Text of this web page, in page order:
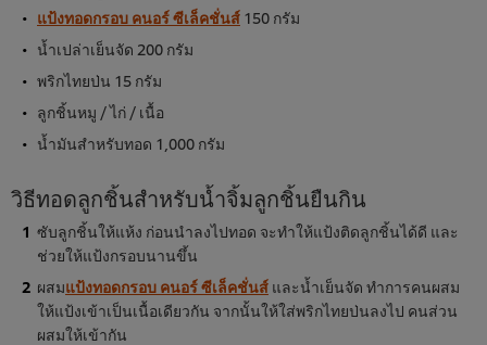
แป้งทอดกรอบ คนอร์ ซีเล็คชั่นส์ 150 กรัม
น้ำเปล่าเย็นจัด 200 กรัม
พริกไทยป่น 15 กรัม
ลูกชิ้นหมู / ไก่ / เนื้อ
น้ำมันสำหรับทอด 1,000 กรัม
วิธีทอดลูกชิ้นสำหรับน้ำจิ้มลูกชิ้นยืนกิน
ซับลูกชิ้นให้แห้ง ก่อนนำลงไปทอด จะทำให้แป้งติดลูกชิ้นได้ดี และ
ช่วยให้แป้งกรอบนานขึ้น
ผสมแป้งทอดกรอบ คนอร์ ซีเล็คชั่นส์ และน้ำเย็นจัด ทำการคนผสม
ให้แป้งเข้าเป็นเนื้อเดียวกัน จากนั้นให้ใส่พริกไทยป่นลงไป คนส่วน
ผสมให้เข้ากัน